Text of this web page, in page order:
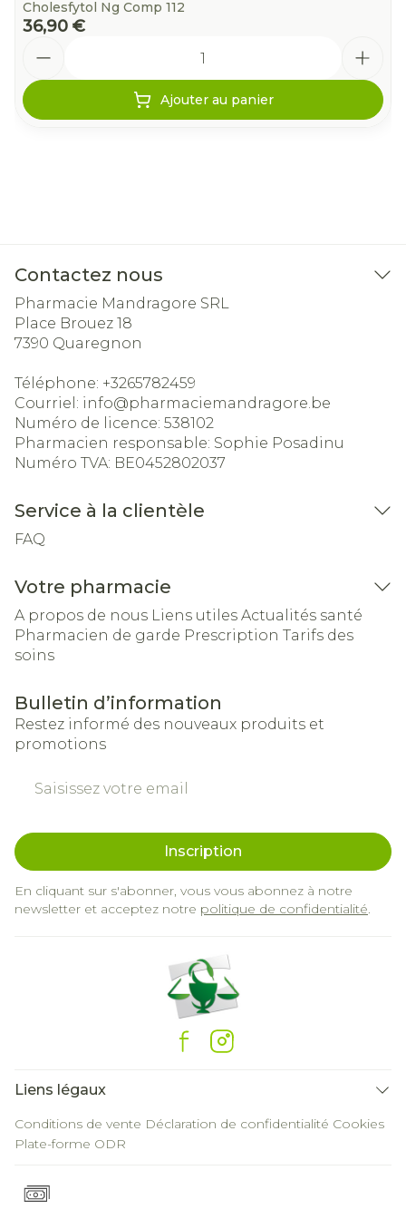
Cholesfytol Ng Comp 112
36,90 €
Ajouter au panier
Contactez nous
Pharmacie Mandragore SRL
Place Brouez 18
7390 Quaregnon
Téléphone: +3265782459
Courriel: info@pharmaciemandragore.be
Numéro de licence: 538102
Pharmacien responsable: Sophie Posadinu
Numéro TVA: BE0452802037
Service à la clientèle
FAQ
Votre pharmacie
A propos de nous Liens utiles Actualités santé
Pharmacien de garde Prescription Tarifs des
soins
Bulletin d’information
Restez informé des nouveaux produits et
promotions
Inscription
En cliquant sur s'abonner, vous vous abonnez à notre
newsletter et acceptez notre politique de confidentialité.
Liens légaux
Conditions de vente Déclaration de confidentialité Cookies
Plate-forme ODR